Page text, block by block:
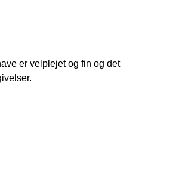
er velplejet og fin og det